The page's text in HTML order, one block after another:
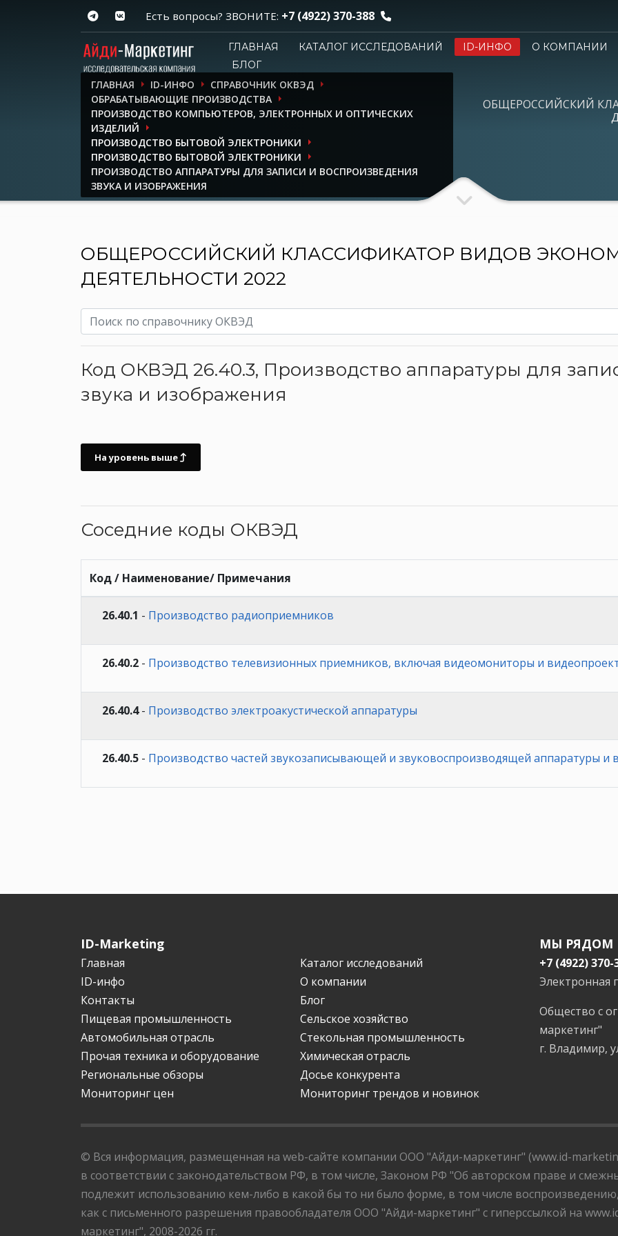
Есть вопросы? ЗВОНИТЕ: +7 (4922) 370-388
ГЛАВНАЯ КАТАЛОГ ИССЛЕДОВАНИЙ ID-ИНФО О КОМПАНИИ
БЛОГ
ГЛАВНАЯ ID-ИНФО
СПРАВОЧНИК ОКВЭД
ОБРАБАТЫВАЮЩИЕ ПРОИЗВОДСТВА
ПРОИЗВОДСТВО КОМПЬЮТЕРОВ, ЭЛЕКТРОННЫХ И ОПТИЧЕСКИХ
ИЗДЕЛИЙ
ПРОИЗВОДСТВО БЫТОВОЙ ЭЛЕКТРОНИКИ
ПРОИЗВОДСТВО БЫТОВОЙ ЭЛЕКТРОНИКИ
ПРОИЗВОДСТВО АППАРАТУРЫ ДЛЯ ЗАПИСИ И ВОСПРОИЗВЕДЕНИЯ
ЗВУКА И ИЗОБРАЖЕНИЯ
ОБЩЕРОССИЙСКИЙ
ОБЩЕРОССИЙСКИЙ КЛАССИФИКАТОР ВИДОВ
ДЕЯТЕЛЬНОСТИ 2022
Код ОКВЭД 26.40.3, Производство аппаратуры для
звука и изображения
На уровень выше
Соседние коды ОКВЭД
Код / Наименование/ Примечания
26.40.1 - Производство радиоприемников
26.40.2 - Производство телевизионных приемников, включая видеомониторы и
26.40.4- Производство электроакустической аппаратуры
26.40.5 - Производство частей звукозаписывающей и звуковоспроизводящей аппаратуры и
ID-Marketing
Главная
Каталог исследований
ID-инфо
О компании
Контакты
Блог
Пищевая промышленность
Сельское хозяйство
Автомобильная отрасль
Стекольная промышленность
Прочая техника и оборудование
Химическая отрасль
Региональные обзоры
Досье конкурента
Мониторинг цен
Мониторинг трендов и новинок
МЫ РЯДОМ
+7 (4922) 370-
Электронная
Общество с
маркетинг"
г. Владимир,
© Вся информация, размещенная на web-сайте компании ООО "Айди-маркетинг" (www.id-
в соответствии с законодательством РФ, в том числе, Законом РФ "Об авторском праве и
подлежит использованию кем-либо в какой бы то ни было форме, в том числе
как с письменного разрешения правообладателя ООО "Айди-маркетинг" с гиперссылкой на
маркетинг", 2008-2026 гг.